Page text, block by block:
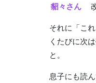
貂々さん
それに「こ
くたびに次
と。
息子にも読